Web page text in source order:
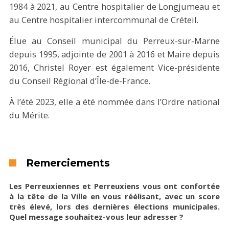
1984 à 2021, au Centre hospitalier de Longjumeau et
au Centre hospitalier intercommunal de Créteil.
Élue au Conseil municipal du Perreux-sur-Marne
depuis 1995, adjointe de 2001 à 2016 et Maire depuis
2016, Christel Royer est également Vice-présidente
du Conseil Régional d’Île-de-France.
À l’été 2023, elle a été nommée dans l’Ordre national
du Mérite.
Remerciements
Les Perreuxiennes et Perreuxiens vous ont confortée
à la tête de la Ville en vous réélisant, avec un score
très élevé, lors des dernières élections municipales.
Quel message souhaitez-vous leur adresser ?